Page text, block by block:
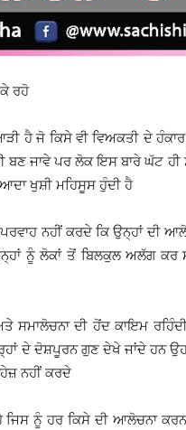
ਰਹੋ
ਹੈ ਜੋ ਕਿਸੇ ਵੀ ਵਿਅਕਤੀ ਦੇ
ਬਣ ਜਾਵੇ ਪਰ ਲੋਕ ਇਸ ਬਾਰੇ ਘੱਟ
ਖੁਸ਼ੀ ਮਹਿਸੂਸ ਹੁੰਦੀ ਹੈ
ਨਹੀਂ ਕਰਦੇ ਕਿ ਉਨ੍ਹਾਂ ਦੀ
ਨੂੰ ਲੋਕਾਂ ਤੋਂ ਬਿਲਕੁਲ ਅਲੱਗ ਕਰ
ਸਮਾਲੋਚਨਾ ਦੀ ਹੋਂਦ ਕਾਇਮ
ਦੇ ਦੋਸ਼ਪੂਰਨ ਗੁਣ ਦੇਖੇ ਜਾਂਦੇ
ਨਹੀਂ ਕਰਦੇ
ਨੂੰ ਹਰ ਕਿਸੇ ਦੀ ਆਲੋਚਨਾ ਕਰਨ